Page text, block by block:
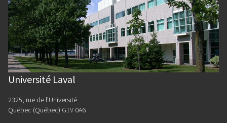
Université Laval
2325, rue de l'Université
Québec (Québec) G1V 0A6